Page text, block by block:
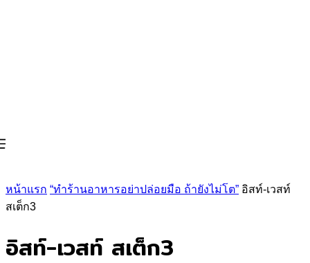
หน้าแรก “ทำร้านอาหารอย่าปล่อยมือ ถ้ายังไม่โต” อิสท์-เวสท์
สเต็ก3
อิสท์-เวสท์ สเต็ก3